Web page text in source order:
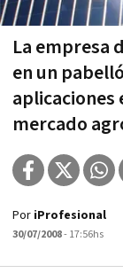
La empresa
en un
mercado
Por iProfesional
30/07/2008- 17:56hs